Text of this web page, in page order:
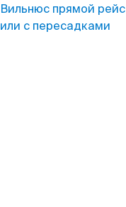
Вильнюс прямой рейс
или с пересадками